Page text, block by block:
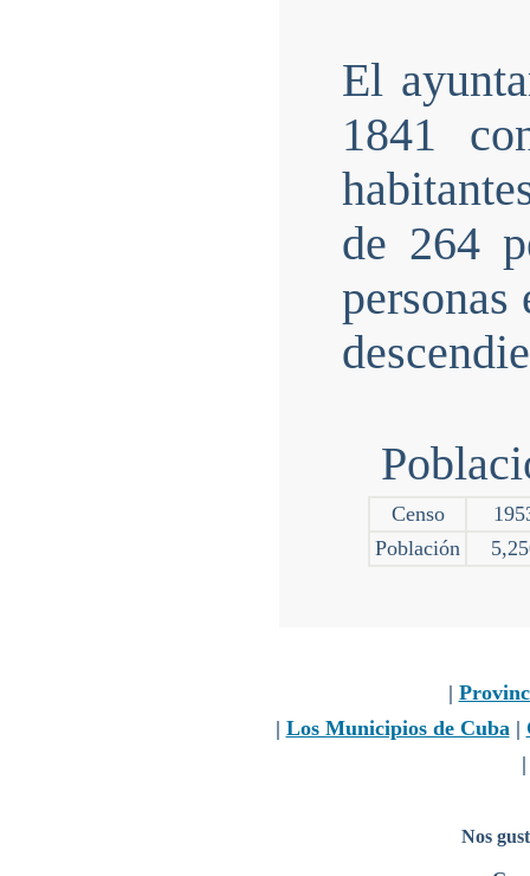
El
1841
de 264
personas
Censo
Población
|
| Los Municipios de Cuba|
Nos